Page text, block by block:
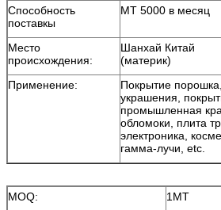
Способность
поставкы
MT 5000 в месяц
Место
происхождения:
Шанхай Китай
(материк)
Применение:
Покрытие
украшения,
промышленная
обломоки, плита
электроника,
гамма-лучи, etc.
MOQ:
1MT